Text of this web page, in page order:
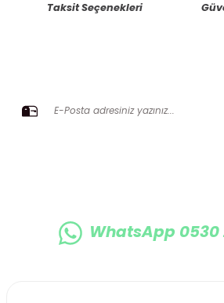
Ürün bilgilerinde hatalar bulunuyor.
Taksit Seçenekleri
WhatsApp 0530